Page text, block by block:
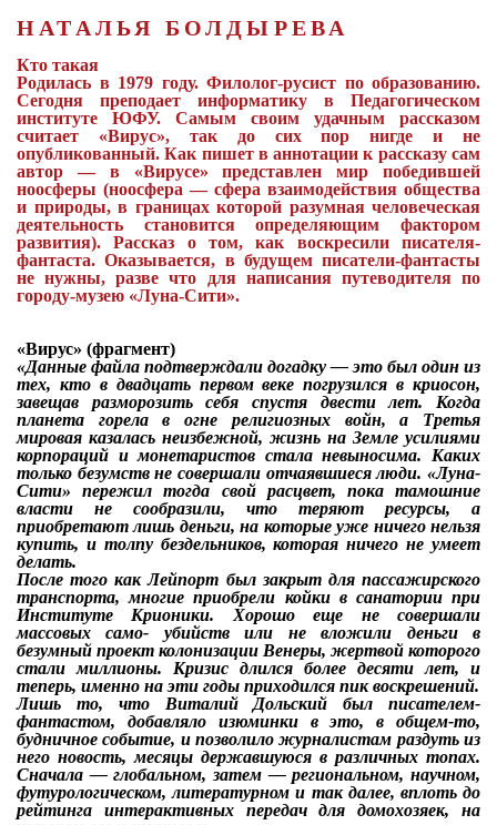
НАТАЛЬЯ БОЛДЫРЕВА
Кто такая
Родилась в 1979 году. Филолог-русист по образованию.
Сегодня преподает информатику в Педагогическом
институте ЮФУ. Самым своим удачным рассказом
считает «Вирус», так до сих пор нигде и не
опубликованный. Как пишет в аннотации к рассказу сам
автор — в «Вирусе» представлен мир победившей
ноосферы (ноосфера — сфера взаимодействия общества
и природы, в границах которой разумная человеческая
деятельность становится определяющим фактором
развития). Рассказ о том, как воскресили писателя-
фантаста. Оказывается, в будущем писатели-фантасты
не нужны, разве что для написания путеводителя по
городу-музею «Луна-Сити».
«Вирус» (фрагмент)
«Данные файла подтверждали догадку — это был один из
тех, кто в двадцать первом веке погрузился в криосон,
завещав разморозить себя спустя двести лет. Когда
планета горела в огне религиозных войн, а Третья
мировая казалась неизбежной, жизнь на Земле усилиями
корпораций и монетаристов стала невыносима. Каких
только безумств не совершали отчаявшиеся люди. «Луна-
Сити» пережил тогда свой расцвет, пока тамошние
власти не сообразили, что теряют ресурсы, а
приобретают лишь деньги, на которые уже ничего нельзя
купить, и толпу бездельников, которая ничего не умеет
делать.
После того как Лейпорт был закрыт для пассажирского
транспорта, многие приобрели койки в санатории при
Институте Крионики. Хорошо еще не совершали
массовых само- убийств или не вложили деньги в
безумный проект колонизации Венеры, жертвой которого
стали миллионы. Кризис длился более десяти лет, и
теперь, именно на эти годы приходился пик воскрешений.
Лишь то, что Виталий Дольский был писателем-
фантастом, добавляло изюминки в это, в общем-то,
будничное событие, и позволило журналистам раздуть из
него новость, месяцы державшуюся в различных топах.
Сначала — глобальном, затем — региональном, научном,
футурологическом, литературном и так далее, вплоть до
рейтинга интерактивных передач для домохозяек, на